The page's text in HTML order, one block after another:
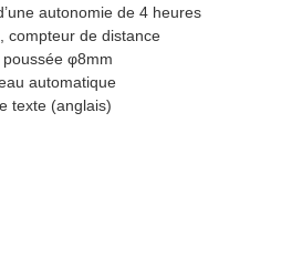
autonomie de 4 heures
compteur de distance
φ8mm
automatique
texte (anglais)